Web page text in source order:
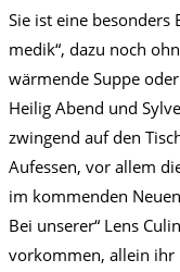
Sie ist eine besonders
medik“, dazu noch
wärmende Suppe
Heilig Abend und
zwingend auf den
Aufessen, vor allem
im kommenden
Bei unserer“ Lens
vorkommen, allein ihr